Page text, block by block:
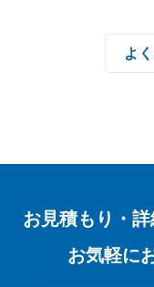
よ
お見積もり・詳
お気軽に